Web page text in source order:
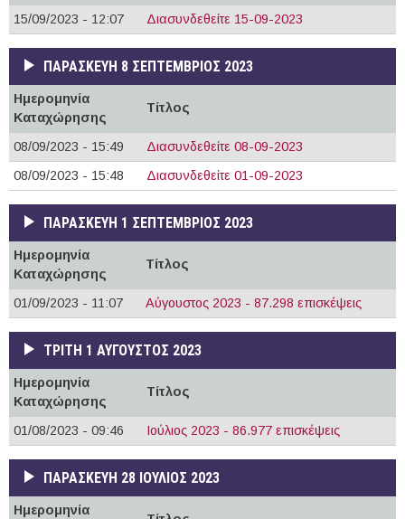
15/09/2023 - 12:07 Διασυνδεθείτε 15-09-2023
ΠΑΡΑΣΚΕΥΉ 8 ΣΕΠΤΈΜΒΡΙΟΣ 2023
Ημερομηνία
Καταχώρησης
Τίτλος
08/09/2023 - 15:49
Διασυνδεθείτε 08-09-2023
08/09/2023 - 15:48
Διασυνδεθείτε 01-09-2023
ΠΑΡΑΣΚΕΥΉ 1 ΣΕΠΤΈΜΒΡΙΟΣ 2023
Ημερομηνία
Καταχώρησης
Τίτλος
01/09/2023 - 11:07 Αύγουστος 2023 - 87.298 επισκέψεις
ΤΡΊΤΗ 1 ΑΎΓΟΥΣΤΟΣ 2023
Ημερομηνία
Καταχώρησης
Τίτλος
01/08/2023 - 09:46 Ιούλιος 2023 - 86.977 επισκέψεις
ΠΑΡΑΣΚΕΥΉ 28 ΙΟΎΛΙΟΣ 2023
Ημερομηνία